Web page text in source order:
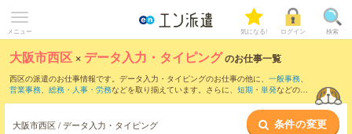
メニュー 気になる! ログイン 検索
大阪市西区 × データ入力・タイピングのお仕事一覧
西区の派遣のお仕事情報です。データ入力・タイピングのお仕事の他に、 一般事務、
営業事務、 総務・人事・労務などを取り揃えています。さらに、 短期 ・ 単発などの期
大阪市西区 / データ入力・タイピング 条件の変更